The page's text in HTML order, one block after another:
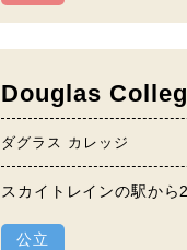
Douglas
ダグラス カレッジ
スカイトレインの駅から
公立